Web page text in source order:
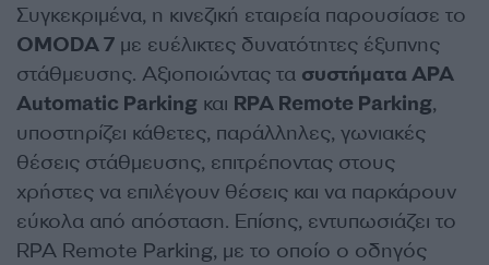
Συγκεκριμένα, η κινεζική εταιρεία παρουσίασε το
OMODA 7 με ευέλικτες δυνατότητες έξυπνης
στάθμευσης. Αξιοποιώντας τα συστήματα APA
Automatic Parking και RPA Remote Parking,
υποστηρίζει κάθετες, παράλληλες, γωνιακές
θέσεις στάθμευσης, επιτρέποντας στους
χρήστες να επιλέγουν θέσεις και να παρκάρουν
εύκολα από απόσταση. Επίσης, εντυπωσιάζει το
RPA Remote Parking, με το οποίο ο οδηγός